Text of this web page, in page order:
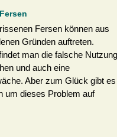
Fersen können aus
Gründen auftreten.
man die falsche Nutzung
und auch eine
Aber zum Glück gibt es
um dieses Problem auf